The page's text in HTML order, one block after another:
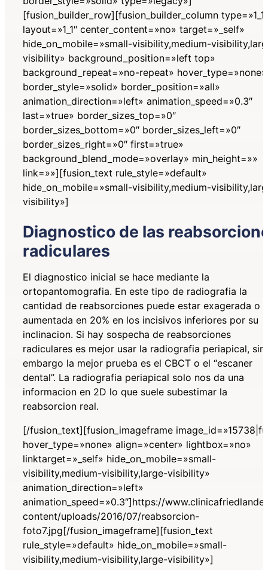
[fusion_builder_row][fusion_builder_column type=»1_1″
layout=»1_1″ center_content=»no» target=»_self»
hide_on_mobile=»small-visibility,medium-
visibility» background_position=»left top»
background_repeat=»no-repeat» hover_type=»none»
border_style=»solid» border_position=»all»
animation_direction=»left» animation_speed=»0.3″
last=»true» border_sizes_top=»0″
border_sizes_bottom=»0″ border_sizes_left=»0″
border_sizes_right=»0″ first=»true»
background_blend_mode=»overlay» min_height=»»
link=»»][fusion_text rule_style=»default»
hide_on_mobile=»small-visibility,medium-
visibility»]
Diagnostico de las
radiculares
El diagnostico inicial se hace mediante la
ortopantomografia. En este tipo de radiografia la
cantidad de reabsorciones puede estar exagerada o
aumentada en 20% en los incisivos inferiores por su
inclinacion. Si hay sospecha de reabsorciones
radiculares es mejor usar la radiografia periapical, sin
embargo la mejor prueba es el CBCT o el “escaner
dental”. La radiografia periapical solo nos da una
informacion en 2D lo que suele subestimar la
reabsorcion real.
[/fusion_text][fusion_imageframe
hover_type=»none» align=»center» lightbox=»no»
linktarget=»_self» hide_on_mobile=»small-
visibility,medium-visibility,large-visibility»
animation_direction=»left»
animation_speed=»0.3″]https://
content/uploads/2016/07/reabsorcion-
foto7.jpg[/fusion_imageframe][fusion_text
rule_style=»default» hide_on_mobile=»small-
visibility,medium-visibility,large-visibility»]